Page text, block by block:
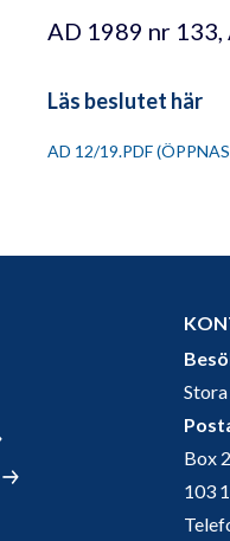
AD 1989 nr
Läs beslutet här
AD 12/19.PDF
Box
103